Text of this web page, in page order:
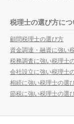
税理士の選び方につ
顧問税理士の選び方
資金調達・融資に強い
税務調査に強い税理士
会社設立に強い税理士
相続に強い税理士の選
節税に強い税理士の選